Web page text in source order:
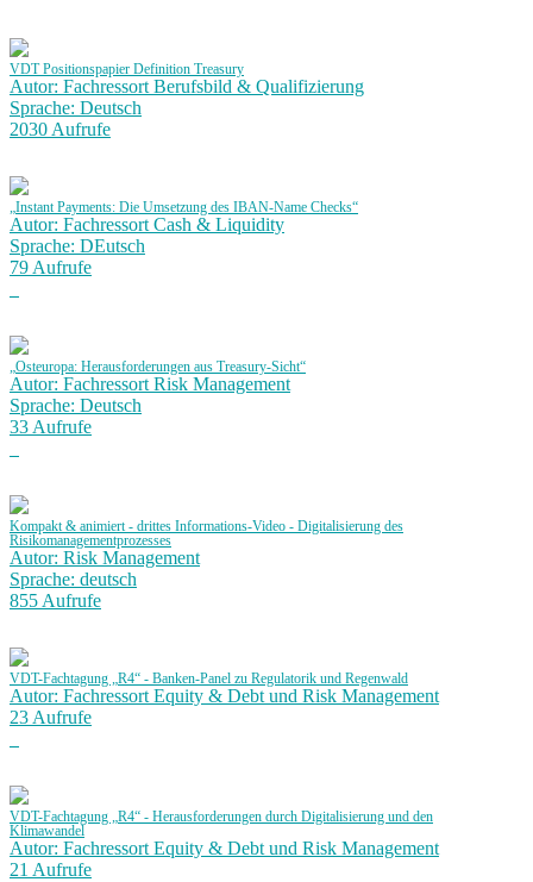
VDT Positionspapier Definition Treasury
Autor: Fachressort Berufsbild & Qualifizierung
Sprache: Deutsch
2030 Aufrufe
„Instant Payments: Die Umsetzung des IBAN-Name Checks“
Autor: Fachressort Cash & Liquidity
Sprache: DEutsch
79 Aufrufe
„Osteuropa: Herausforderungen aus Treasury-Sicht“
Autor: Fachressort Risk Management
Sprache: Deutsch
33 Aufrufe
Kompakt & animiert - drittes Informations-Video - Digitalisierung des
Risikomanagementprozesses
Autor: Risk Management
Sprache: deutsch
855 Aufrufe
VDT-Fachtagung „R4“ - Banken-Panel zu Regulatorik und Regenwald
Autor: Fachressort Equity & Debt und Risk Management
23 Aufrufe
VDT-Fachtagung „R4“ - Herausforderungen durch Digitalisierung und den
Klimawandel
Autor: Fachressort Equity & Debt und Risk Management
21 Aufrufe